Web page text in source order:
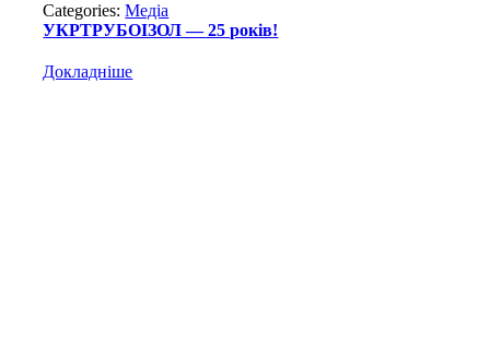
Categories:Медіа
УКРТРУБОІЗОЛ — 25 років!
Докладніше